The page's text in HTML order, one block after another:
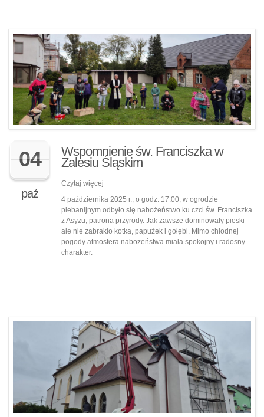
04
paź
Wspomnienie św. Franciszka w
Zalesiu Śląskim
Czytaj więcej
4 października 2025 r., o godz. 17.00, w ogrodzie
plebanijnym odbyło się nabożeństwo ku czci św. Franciszka
z Asyżu, patrona przyrody. Jak zawsze dominowały pieski
ale nie zabrakło kotka, papużek i gołębi. Mimo chłodnej
pogody atmosfera nabożeństwa miała spokojny i radosny
charakter.